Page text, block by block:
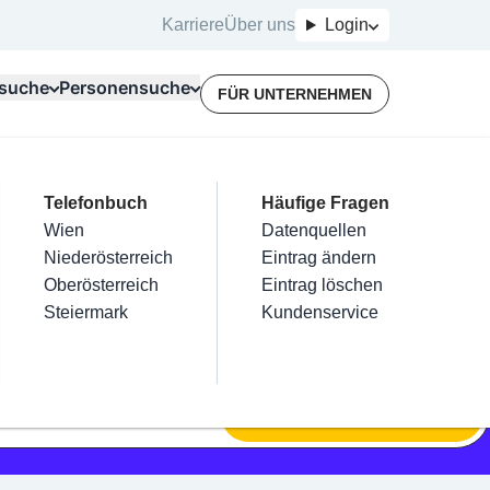
KarriereÜber uns Login
Kategorien
Friseur
Nägel
Haarentfernung
Make-Up
Für Unternehmer
Terminbuchung
Kostenlose Beratung
Top Branchen
Elektriker
Installateure
Maler & Lackierer
Branchen A-Z
Mein Firmeneintrag
Eintrag hinzufügen
Eintrag beanspruchen
Eintrag verwalten
Eintrag bewerben
Personensuche
Telefonbuch
Wien
Niederösterreich
Oberösterreich
Steiermark
Häufige Fragen
Datenquellen
Eintrag ändern
Eintrag löschen
Kundenservice
FÜR UNTERNEHMEN